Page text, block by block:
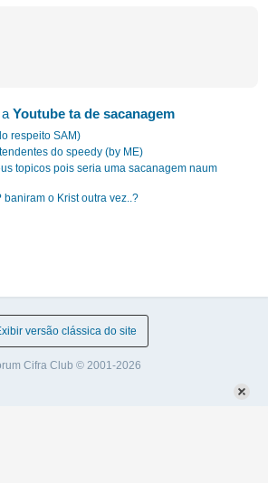
aYoutube ta de sacanagem
respeito SAM)
do speedy (by ME)
topicos pois seria uma sacanagem naum
baniram o Krist outra vez..?
versão clássica do site
Cifra Club © 2001-2026